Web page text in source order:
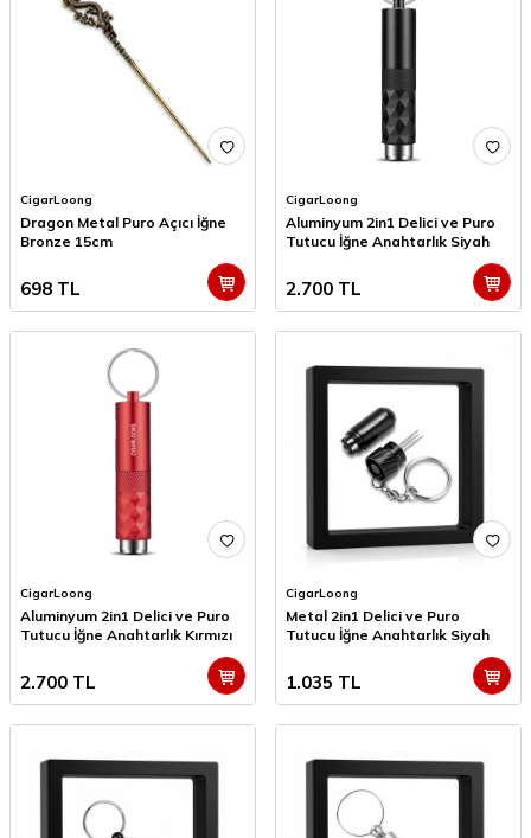
CigarLoong
Dragon Metal Puro Açıcı İğne
Bronze 15cm
698 TL
CigarLoong
Aluminyum 2in1 Delici ve Puro
Tutucu İğne Anahtarlık Siyah
2.700 TL
CigarLoong
Aluminyum 2in1 Delici ve Puro
Tutucu İğne Anahtarlık Kırmızı
2.700 TL
CigarLoong
Metal 2in1 Delici ve Puro
Tutucu İğne Anahtarlık Siyah
1.035 TL